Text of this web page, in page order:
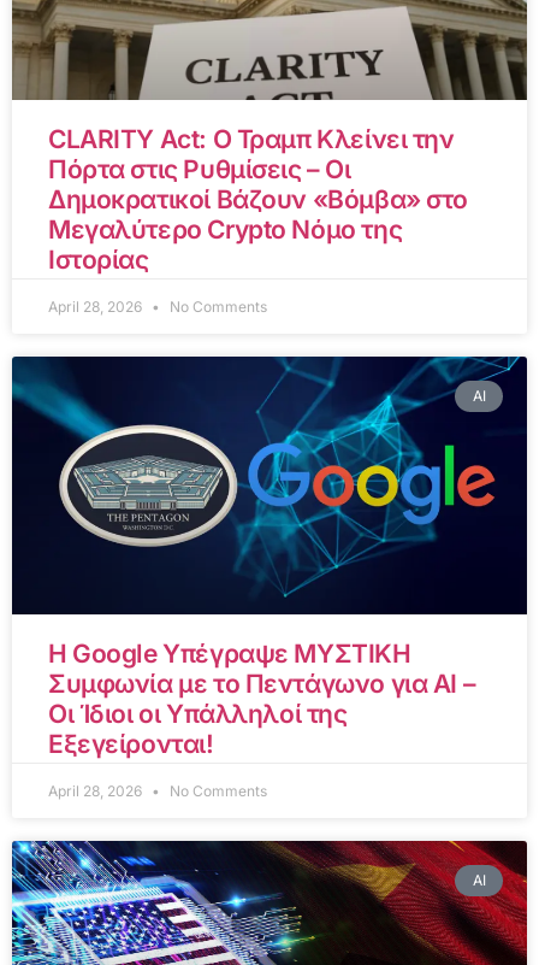
CLARITY Act: Ο Τραμπ Κλείνει την
Πόρτα στις Ρυθμίσεις – Οι
Δημοκρατικοί Βάζουν «Βόμβα» στο
Μεγαλύτερο Crypto Νόμο της
Ιστορίας
April 28, 2026 No Comments
AI
Η Google Υπέγραψε ΜΥΣΤΙΚΗ
Συμφωνία με το Πεντάγωνο για AI –
Οι Ίδιοι οι Υπάλληλοί της
Εξεγείρονται!
April 28, 2026 No Comments
AI